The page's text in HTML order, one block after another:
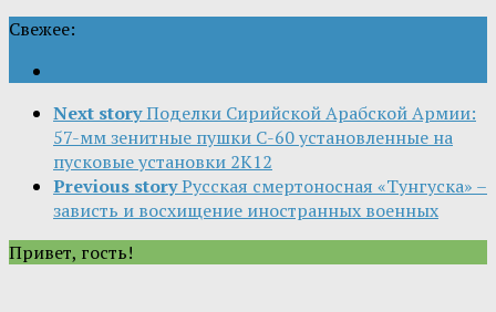
Свежее:
Next storyПоделки Сирийской Арабской Армии:
57-мм зенитные пушки С-60 установленные на
пусковые установки 2K12
Previous storyРусская смертоносная «Тунгуска» –
зависть и восхищение иностранных военных
Привет, гость!